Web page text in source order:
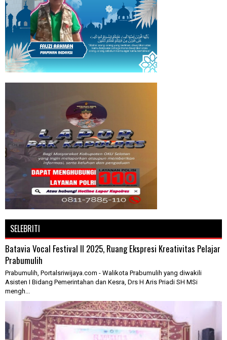
SELEBRITI
Batavia Vocal Festival II 2025, Ruang Ekspresi Kreativitas Pelajar
Prabumulih
Prabumulih, Portalsriwijaya.com - Walikota Prabumulih yang diwakili
Asisten I Bidang Pemerintahan dan Kesra, Drs H Aris Priadi SH MSi
mengh...